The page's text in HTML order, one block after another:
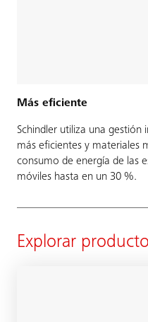
Más eficiente
Schindler utiliza una gestión
más eficientes y materiales
consumo de energía de las
móviles hasta en un 30 %.
Explorar